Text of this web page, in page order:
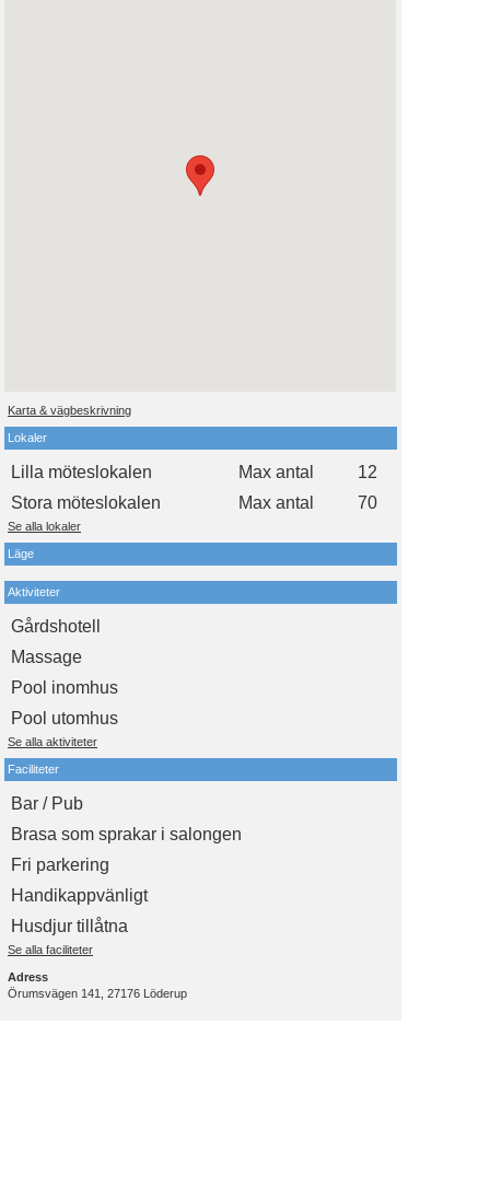
Karta & vägbeskrivning
Lokaler
Lilla möteslokalen Max antal
12
Stora möteslokalen
Max antal 70
Se alla lokaler
Läge
Aktiviteter
Gårdshotell
Massage
Pool inomhus
Pool utomhus
Se alla aktiviteter
Faciliteter
Bar / Pub
Brasa som sprakar i salongen
Fri parkering
Handikappvänligt
Husdjur tillåtna
Se alla faciliteter
Adress
Örumsvägen 141, 27176 Löderup